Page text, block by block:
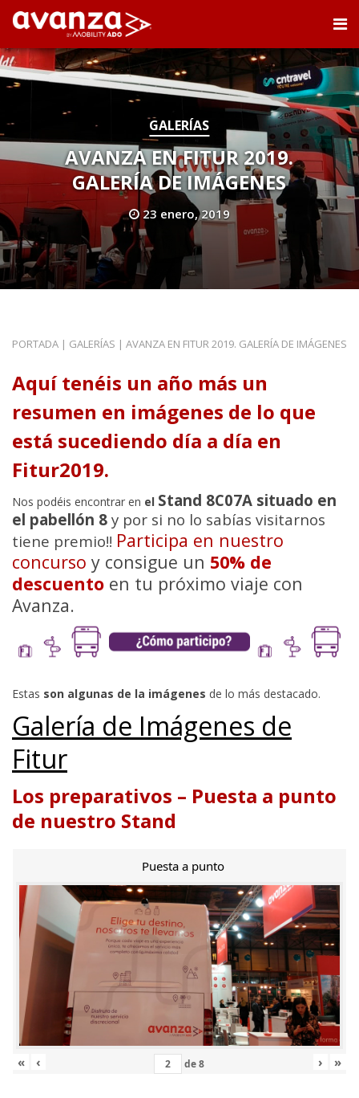
GALERÍAS
AVANZA EN FITUR 2019.
GALERÍA DE IMÁGENES
23 enero, 2019
PORTADA | GALERÍAS | AVANZA EN FITUR 2019. GALERÍA DE IMÁGENES
Aquí tenéis un año más un
resumen en imágenes de lo que
está sucediendo día a día en
Fitur2019.
Nos podéis encontrar en el Stand 8C07A situado en
el pabellón 8 y por si no lo sabías visitarnos
tiene premio!! Participa en nuestro
concurso y consigue un 50% de
descuento en tu próximo viaje con
Avanza.
Estas son algunas de la imágenes de lo más destacado.
Galería de Imágenes de
Fitur
Los preparativos – Puesta a punto
de nuestro Stand
Puesta a punto
« ‹ de8 › »